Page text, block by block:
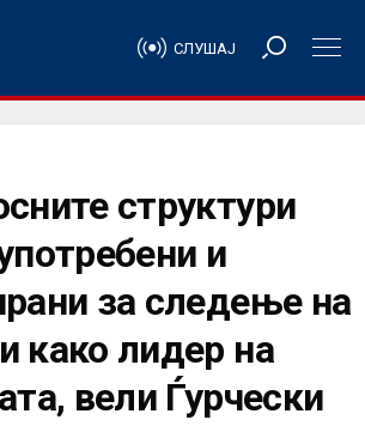
СЛУШАЈ
структури
и
за следење на
како лидер на
вели Ѓурчески